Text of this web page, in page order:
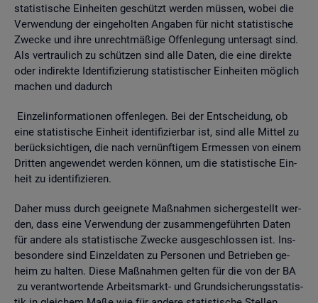
sta­tis­ti­sche Ein­hei­ten ge­schützt wer­den müs­sen, wobei die
Ver­wen­dung der ein­ge­hol­ten An­ga­ben für nicht sta­tis­ti­sche
Zwe­cke und ihre un­recht­mä­ßi­ge Of­fen­le­gung un­ter­sagt sind.
Als ver­trau­lich zu schüt­zen sind alle Daten, die eine di­rek­te
oder in­di­rek­te Iden­ti­fi­zie­rung sta­tis­ti­scher Ein­hei­ten mög­lich
ma­chen und da­durch
Ein­zel­in­for­ma­tio­nen of­fen­le­gen. Bei der Ent­schei­dung, ob
eine sta­tis­ti­sche Ein­heit iden­ti­fi­zier­bar ist, sind alle Mit­tel zu
be­rück­sich­ti­gen, die nach ver­nünf­ti­gem Er­mes­sen von einem
Drit­ten an­ge­wen­det wer­den kön­nen, um die sta­tis­ti­sche Ein­
heit zu iden­ti­fi­zie­ren.
Daher muss durch ge­eig­ne­te Maß­nah­men si­cher­ge­stellt wer­
den, dass eine Ver­wen­dung der zu­sam­men­ge­führ­ten Daten
für an­de­re als sta­tis­ti­sche Zwe­cke aus­ge­schlos­sen ist. Ins­
be­son­de­re sind Ein­zel­da­ten zu Per­so­nen und Be­trie­ben ge­
heim zu hal­ten. Diese Maß­nah­men gel­ten für die von der BA
zu ver­ant­wor­ten­de Ar­beits­markt- und Grund­si­che­rungs­sta­tis­